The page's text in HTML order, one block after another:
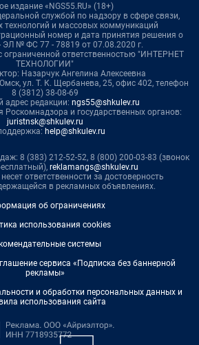
издание «NGS55.RU» (18+)
службой по надзору в сфере связи,
и массовых коммуникаций
номер и дата принятия решения о
ЭЛ № ФС 77 - 78819 от 07.08.2020 г.
ограниченной ответственностью "ИНТЕРНЕТ
ТЕХНОЛОГИИ"
Назарчук Ангелина Алексеевна
ул. Т. К. Щербанева, 25, офис 402, телефон
8 (3812) 38-08-69
адрес редакции: ngs55@shkulev.ru
Роскомнадзора и государственных органов:
juristnsk@shkulev.ru
help@shkulev.ru
8 (383) 212-52-52, 8 (800) 200-03-83 (звонок
reklamangs@shkulev.ru
ответственности за достоверность
в рекламных объявлениях.
об ограничениях
использования cookies
системы
сервиса «Подписка без баннерной
рекламы»
и обработки персональных данных и
использования сайта